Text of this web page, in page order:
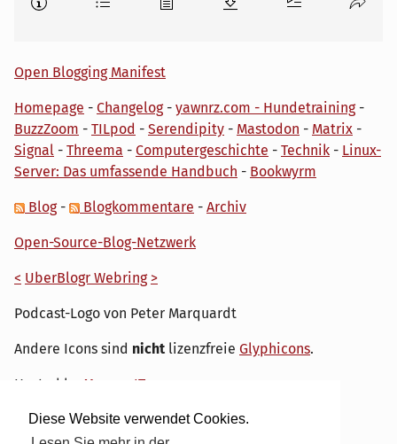
Diese Website verwendet Cookies.
Open Blogging Manifest
Homepage - Changelog- yawnrz.com - Hundetraining-
BuzzZoom - TILpod - Serendipity - Mastodon - Matrix -
Signal - Threema - Computergeschichte - Technik - Linux-
Server: Das umfassende Handbuch - Bookwyrm
Blog- Blogkommentare - Archiv
Open-Source-Blog-Netzwerk
< UberBlogr Webring >
Podcast-Logo von Peter Marquardt
Andere Icons sind nicht lizenzfreie Glyphicons.
Hosted by My own IT.